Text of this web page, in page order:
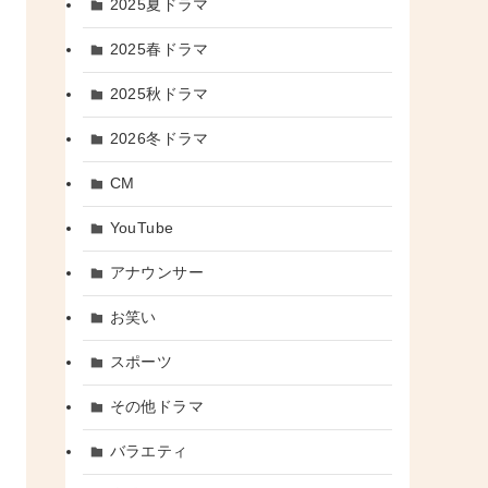
2025夏ドラマ
2025春ドラマ
2025秋ドラマ
2026冬ドラマ
CM
YouTube
アナウンサー
お笑い
スポーツ
その他ドラマ
バラエティ